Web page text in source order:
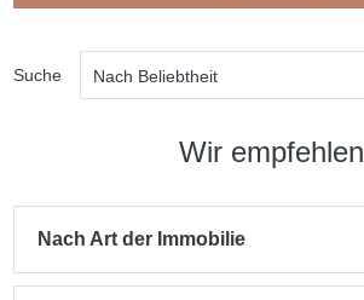
Suche Nach Beliebtheit
Wir empfehlen
Nach Art der Immobilie